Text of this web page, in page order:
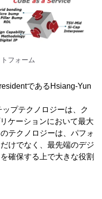
フォーム
であるHsiang-Yun
ップテクノロジーは、ク
ケーションにおいて最大
テクノロジーは、パフォ
けでなく、最先端のデジ
確保する上で大きな役割